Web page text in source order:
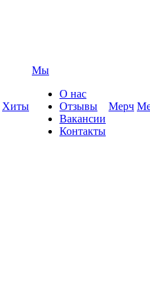
Хиты
Мы
О нас
Отзывы
Вакансии
Контакты
Мерч